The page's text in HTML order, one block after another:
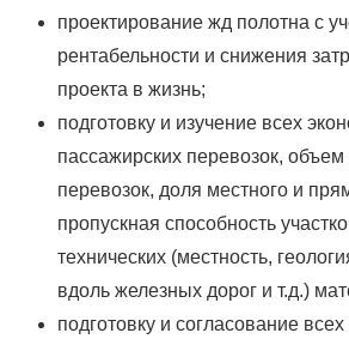
проектирование жд полотна с
рентабельности и снижения
проекта в жизнь;
подготовку и изучение всех
пассажирских перевозок, объем
перевозок, доля местного и
пропускная способность
технических (местность,
вдоль железных дорог и т.д.)
подготовку и согласование всех